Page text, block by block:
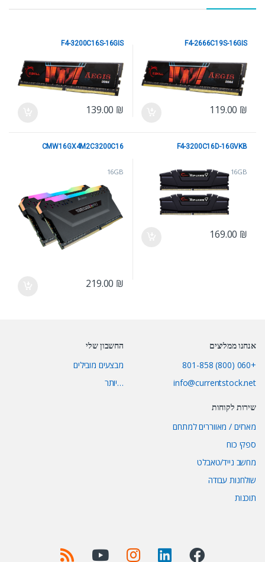
16GB
F4-2666C19S-16GIS
119.00 ₪
16GB
F4-3200C16S-16GIS
139.00 ₪
16GB
F4-3200C16D-16GVKB
169.00 ₪
16GB
CMW16GX4M2C3200C16
219.00 ₪
אנחנו ממליצים
+060 (800) 801-858
info@currentstock.net
החשבון שלי
מבצעים מובילים
…יותר
שירות לקוחות
מארזים / מאווררים למתחם
ספקי כוח
מחשב נייד/טאבלט
שולחנות עבודה
תוכנות